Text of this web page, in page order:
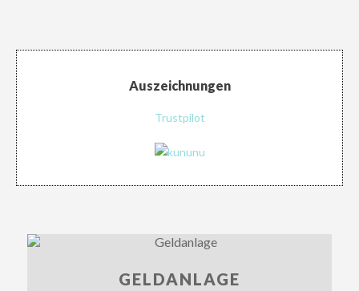
Auszeichnungen
Trustpilot
GELDANLAGE